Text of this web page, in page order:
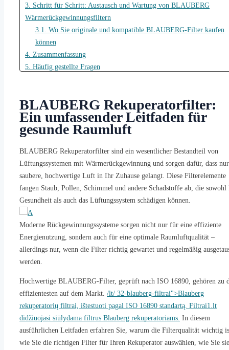
3. Schritt für Schritt: Austausch und Wartung von BLAUBERG
Wärmerückgewinnungsfiltern
3.1. Wo Sie originale und kompatible BLAUBERG-Filter kaufen
können
4. Zusammenfassung
5. Häufig gestellte Fragen
5.2. Sind nach ISO 16890 geprüfte Filter besser für BLAUBERG-
Systeme geeignet?
5.3. Wie finde ich die richtige Filtergröße für mein spezielles
5.4. Kann ich BLAUBERG-Filter reinigen und wiederverwenden?
5.5. Wo kann ich in Litauen zuverlässige BLAUBERG-
Rekuperatorfilter online kaufen?
BLAUBERG Rekuperatorfilter:
Ein umfassender Leitfaden für
gesunde Raumluft
BLAUBERG Rekuperatorfilter sind ein wesentlicher Bestandteil von
Lüftungssystemen mit Wärmerückgewinnung und sorgen dafür, dass nur
saubere, hochwertige Luft in Ihr Zuhause gelangt. Diese Filterelemente
fangen Staub, Pollen, Schimmel und andere Schadstoffe ab, die sowohl
Gesundheit als auch das Lüftungssystem schädigen können.
Moderne Rückgewinnungssysteme sorgen nicht nur für eine effiziente
Energienutzung, sondern auch für eine optimale Raumluftqualität –
allerdings nur, wenn die Filter richtig gewartet und regelmäßig
werden.
Hochwertige BLAUBERG-Filter, geprüft nach ISO 16890, gehören zu
effizientesten auf dem Markt. /lt/ 32-blauberg-filtrai">Blauberg
rekuperatorių filtrai, ištestuoti pagal ISO 16890 standartą. Filtrai1.lt
didžiuojasi siūlydama filtrus Blauberg rekuperatoriams. In diesem
ausführlichen Leitfaden erfahren Sie, warum die Filterqualität wichtig
wie Sie die richtigen Filter für Ihren Rekuperator auswählen, wie Sie sie